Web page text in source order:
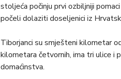
stoljeća počinju prvi ozbiljniji
počeli dolaziti doseljenici iz
Tiborjanci su smješteni kilometar
kilometara četvornih, ima tri ulice i
domaćinstva.